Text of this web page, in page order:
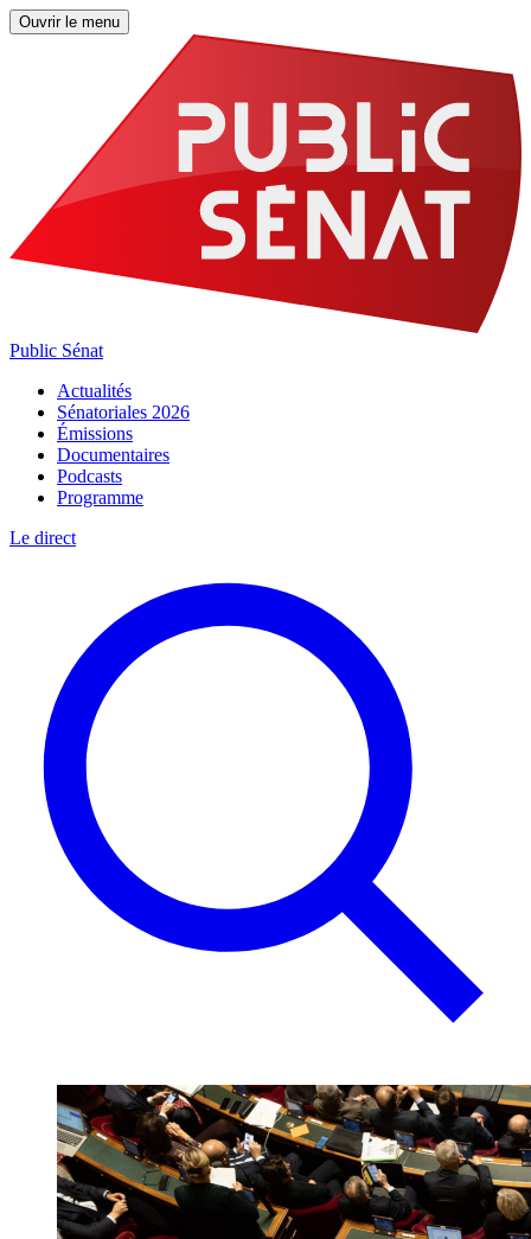
Ouvrir le menu
Public Sénat
Actualités
Sénatoriales 2026
Émissions
Documentaires
Podcasts
Programme
Le direct